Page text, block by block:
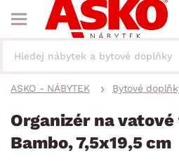
ASKO - NÁBYTEK Bytové
Organizér na
Bambo, 7,5x19,5 cm